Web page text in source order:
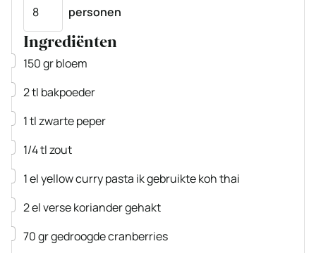
personen
Ingrediënten
▢
150grbloem
▢
2tl bakpoeder
▢
1tlzwarte peper
▢
1/4tlzout
▢
1elyellow curry pasta ik gebruikte koh thai
▢
2elverse koriandergehakt
▢
70grgedroogde cranberries